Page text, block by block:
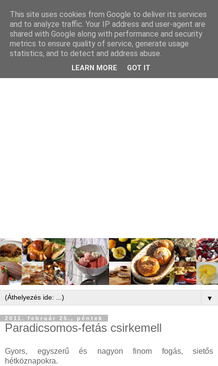
▼
2011. február 25., péntek
Paradicsomos-fetás csirkemell
Gyors, egyszerű és nagyon finom fogás, sietős
hétköznapokra.
This site uses cookies from Google to deliver its services
and to analyze traffic. Your IP address and user-agent are
shared with Google along with performance and security
metrics to ensure quality of service, generate usage
statistics, and to detect and address abuse.
LEARN MORE GOT IT